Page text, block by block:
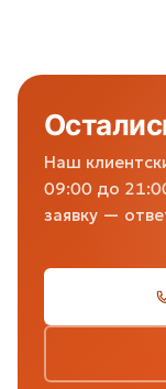
Наш
09:00 до
заявку —